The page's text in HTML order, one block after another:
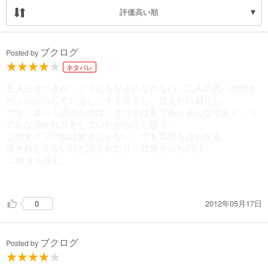
評価高い順
Posted by ブクログ
ネタバレ
つきは実行している。
結局恋愛は、破れたけど、さつきはきちんとその分大人になっ
現実的。
物語というより、誰か近くにいる友達をあきれながら、はらは
0 2012年05月17日
Posted by ブクログ